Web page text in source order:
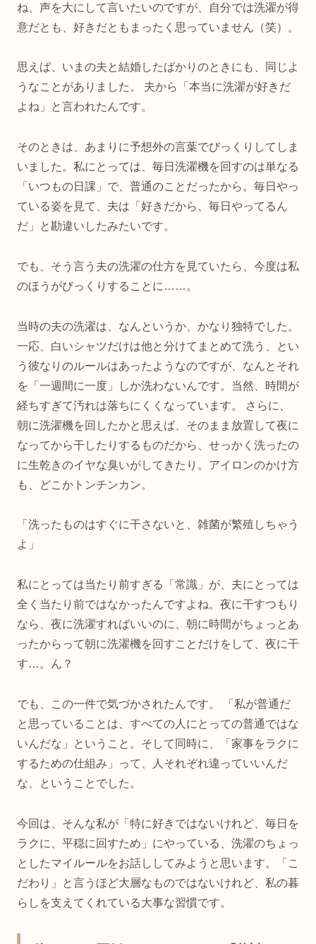
ね、声を大にして言いたいのですが、自分では洗濯が得
意だとも、好きだともまったく思っていません（笑）。
思えば、いまの夫と結婚したばかりのときにも、同じよ
うなことがありました。 夫から「本当に洗濯が好きだ
よね」と言われたんです。
そのときは、あまりに予想外の言葉でびっくりしてしま
いました。私にとっては、毎日洗濯機を回すのは単なる
「いつもの日課」で、普通のことだったから。毎日やっ
ている姿を見て、夫は「好きだから、毎日やってるん
だ」と勘違いしたみたいです。
でも、そう言う夫の洗濯の仕方を見ていたら、今度は私
のほうがびっくりすることに……。
当時の夫の洗濯は、なんというか、かなり独特でした。
一応、白いシャツだけは他と分けてまとめて洗う、とい
う彼なりのルールはあったようなのですが、なんとそれ
を「一週間に一度」しか洗わないんです。当然、時間が
経ちすぎて汚れは落ちにくくなっています。 さらに、
朝に洗濯機を回したかと思えば、そのまま放置して夜に
なってから干したりするものだから、せっかく洗ったの
に生乾きのイヤな臭いがしてきたり。アイロンのかけ方
も、どこかトンチンカン。
「洗ったものはすぐに干さないと、雑菌が繁殖しちゃう
よ」
私にとっては当たり前すぎる「常識」が、夫にとっては
全く当たり前ではなかったんですよね。夜に干すつもり
なら、夜に洗濯すればいいのに、朝に時間がちょっとあ
ったからって朝に洗濯機を回すことだけをして、夜に干
す…。ん？
でも、この一件で気づかされたんです。 「私が普通だ
と思っていることは、すべての人にとっての普通ではな
いんだな」ということ。そして同時に、「家事をラクに
するための仕組み」って、人それぞれ違っていいんだ
な、ということでした。
今回は、そんな私が「特に好きではないけれど、毎日を
ラクに、平穏に回すため」にやっている、洗濯のちょっ
としたマイルールをお話ししてみようと思います。「こ
だわり」と言うほど大層なものではないけれど、私の暮
らしを支えてくれている大事な習慣です。